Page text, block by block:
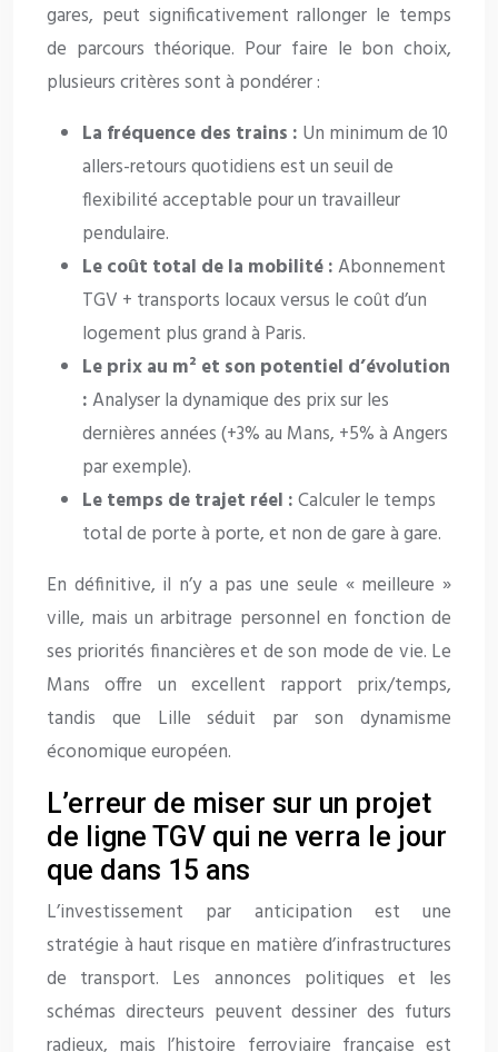
gares, peut significativement rallonger le temps
de parcours théorique. Pour faire le bon choix,
plusieurs critères sont à pondérer :
La fréquence des trains : Un minimum de 10
allers-retours quotidiens est un seuil de
flexibilité acceptable pour un travailleur
pendulaire.
Le coût total de la mobilité :Abonnement
TGV + transports locaux versus le coût d’un
logement plus grand à Paris.
Le prix au m² et son potentiel d’évolution
:Analyser la dynamique des prix sur les
dernières années (+3% au Mans, +5% à Angers
par exemple).
Le temps de trajet réel :Calculer le temps
total de porte à porte, et non de gare à gare.
En définitive, il n’y a pas une seule « meilleure »
ville, mais un arbitrage personnel en fonction de
ses priorités financières et de son mode de vie. Le
Mans offre un excellent rapport prix/temps,
tandis que Lille séduit par son dynamisme
économique européen.
L’erreur de miser sur un projet
de ligne TGV qui ne verra le jour
que dans 15 ans
L’investissement par anticipation est une
stratégie à haut risque en matière d’infrastructures
de transport. Les annonces politiques et les
schémas directeurs peuvent dessiner des futurs